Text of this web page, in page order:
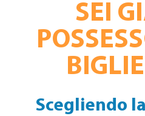
SEI
Scegliendo